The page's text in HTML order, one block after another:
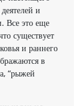
и
Все это еще
существует
и раннего
в
“рыжей